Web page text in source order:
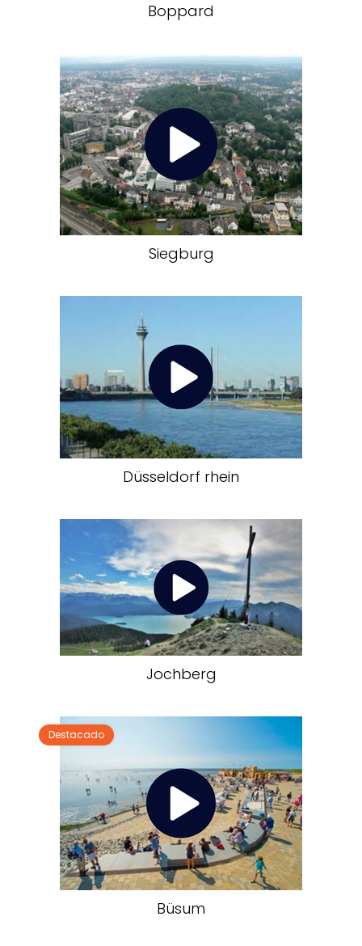
Boppard
Siegburg
Düsseldorf rhein
Jochberg
Destacado
Büsum